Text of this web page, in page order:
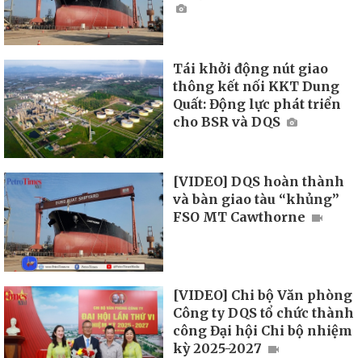
Tái khởi động nút giao
thông kết nối KKT Dung
Quất: Động lực phát triển
cho BSR và DQS
[VIDEO] DQS hoàn thành
và bàn giao tàu “khủng”
FSO MT Cawthorne
[VIDEO] Chi bộ Văn phòng
Công ty DQS tổ chức thành
công Đại hội Chi bộ nhiệm
kỳ 2025-2027